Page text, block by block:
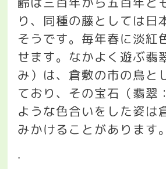
り、同種の藤としては日
そうです。毎年春に淡紅
せます。なかよく遊ぶ翡
み）は、倉敷の市の鳥と
ており、その宝石（翡翠
ような色合いをした姿は
みかけることがあります
.